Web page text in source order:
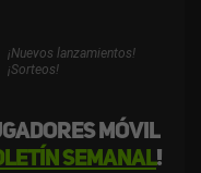
móvil
semanal!
¡Nuevos lanzamientos!
¡Sorteos!